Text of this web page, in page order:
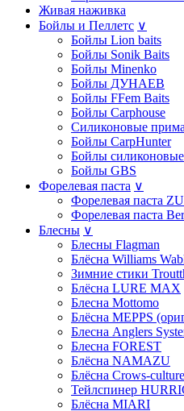
Живая наживка
Бойлы и Пеллетс ∨
Бойлы Lion baits
Бойлы Sonik Baits
Бойлы Minenko
Бойлы ДУНАЕВ
Бойлы FFem Baits
Бойлы Carphouse
Силиконовые
Бойлы CarpHunter
Бойлы
Бойлы GBS
Форелевая паста ∨
Форелевая паста
Форелевая паста
Блесны ∨
Блесны Flagman
Блёсна Williams
Зимние стики
Блёсна LURE MAX
Блесна Mottomo
Блёсна MEPPS
Блесна Anglers
Блесна FOREST
Блёсна NAMAZU
Блёсна Crows-culture
Тейлспинер
Блёсна MIARI